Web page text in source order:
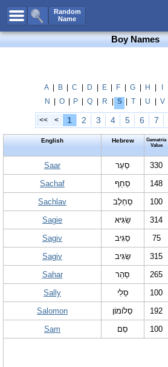
Random
Name
All Names
Boy Names
Unisex Names
Popular Names
Unique Names
Celebs B. DaysNew!
Numerology
Add Name
Contact Us
Boy Names
A B C D E F G H
N
O P Q R S T U V
<< < 1 2 3 4 5 6 7
English Hebrew
Gematria
Value
Saar סַעַר 330
Sachaf
סַחַף 148
Sachlav
סַחְלָב 100
Sagie
שַׂגִּיא 314
Sagiv
סַגִּיב 75
Sagiv
שַׂגִּיב 315
Sahar
סַהַר 265
Sally
סַלִי 100
Salomon
סַלוֹמוֹן 192
Sam
סֵם 100